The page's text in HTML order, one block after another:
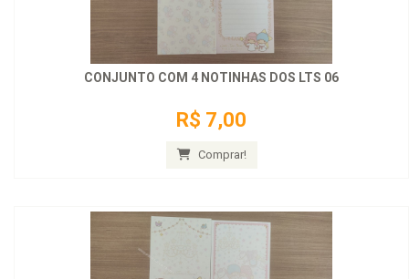
CONJUNTO COM 4 NOTINHAS DOS LTS 06
R$ 7,00
Comprar!